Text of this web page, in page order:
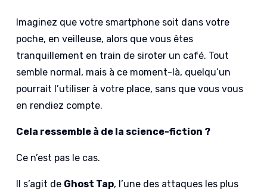
Imaginez que votre smartphone soit dans votre
poche, en veilleuse, alors que vous êtes
tranquillement en train de siroter un café. Tout
semble normal, mais à ce moment-là, quelqu’un
pourrait l’utiliser à votre place, sans que vous vous
en rendiez compte.
Cela ressemble à de la science-fiction ?
Ce n’est pas le cas.
Il s’agit de Ghost Tap, l’une des attaques les plus